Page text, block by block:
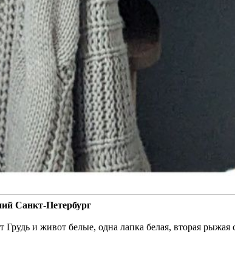
Санкт-Петербург
и живот белые, одна лапка белая, вторая